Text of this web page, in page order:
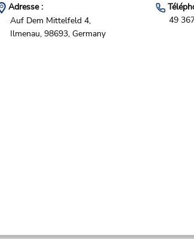
Adresse :
Auf Dem Mittelfeld 4,
Ilmenau, 98693, Germany
49